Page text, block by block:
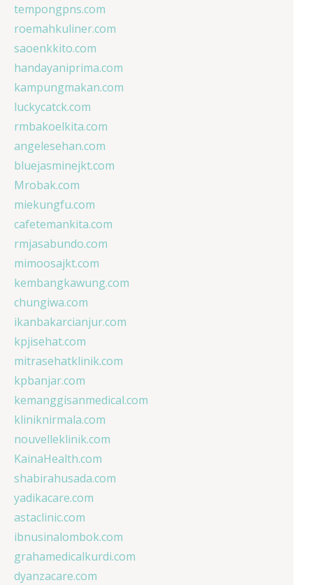
tempongpns.com
roemahkuliner.com
saoenkkito.com
handayaniprima.com
kampungmakan.com
luckycatck.com
rmbakoelkita.com
angelesehan.com
bluejasminejkt.com
Mrobak.com
miekungfu.com
cafetemankita.com
rmjasabundo.com
mimoosajkt.com
kembangkawung.com
chungiwa.com
ikanbakarcianjur.com
kpjisehat.com
mitrasehatklinik.com
kpbanjar.com
kemanggisanmedical.com
kliniknirmala.com
nouvelleklinik.com
KainaHealth.com
shabirahusada.com
yadikacare.com
astaclinic.com
ibnusinalombok.com
grahamedicalkurdi.com
dyanzacare.com